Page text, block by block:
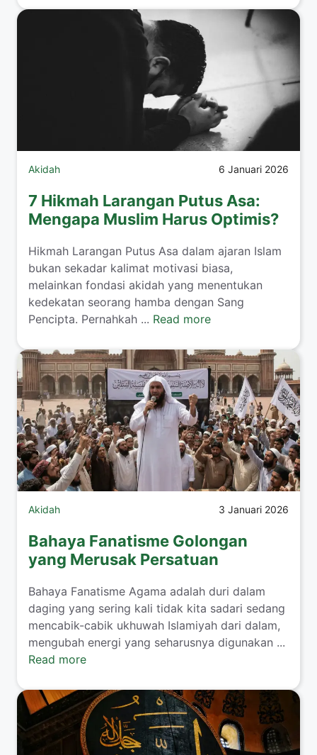
Akidah 6 Januari 2026
7 Hikmah Larangan Putus Asa:
Mengapa Muslim Harus Optimis?
Hikmah Larangan Putus Asa dalam ajaran Islam
bukan sekadar kalimat motivasi biasa,
melainkan fondasi akidah yang menentukan
kedekatan seorang hamba dengan Sang
Pencipta. Pernahkah ... Read more
Akidah 3 Januari 2026
Bahaya Fanatisme Golongan
yang Merusak Persatuan
Bahaya Fanatisme Agama adalah duri dalam
daging yang sering kali tidak kita sadari sedang
mencabik-cabik ukhuwah Islamiyah dari dalam,
mengubah energi yang seharusnya digunakan ...
Read more